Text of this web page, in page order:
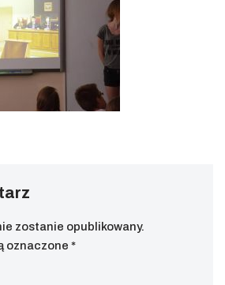
zostanie opublikowany.
oznaczone *